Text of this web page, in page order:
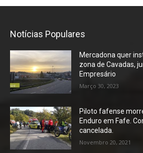
Notícias Populares
Mercadona quer
zona de Cavadas,
Empresário
Março 30, 2023
Piloto fafense
Enduro em Fafe.
cancelada.
Novembro 20, 2021